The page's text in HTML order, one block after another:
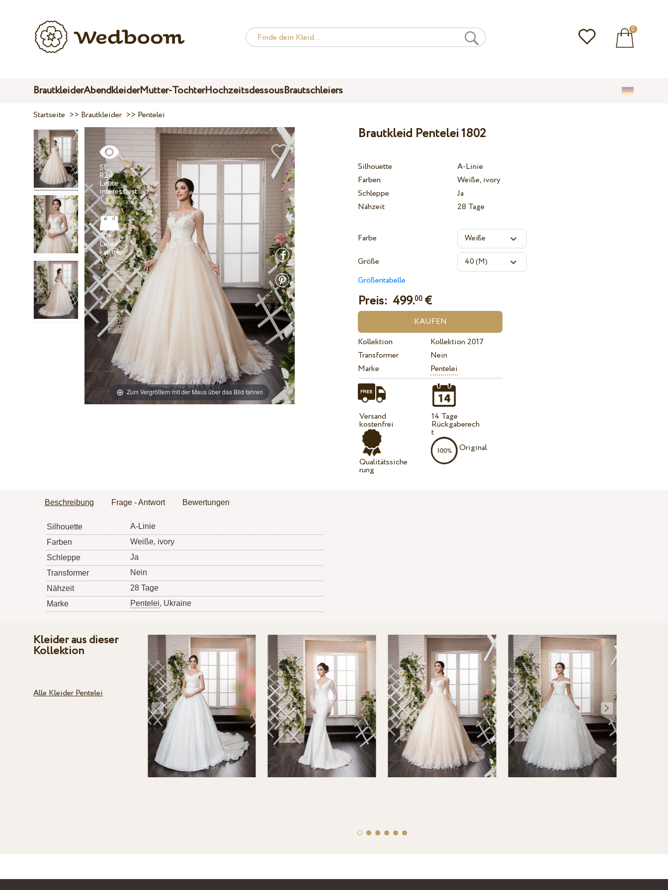
0
BrautkleiderAbendkleiderMutter-TochterHochzeitsdessousBrautschleiers
Startseite >> Brautkleider >> Pentelei
Zum Vergrößern mit der Maus über das Bild fahren
51
824
Leute
interessiert
30+
Leute
kauften
Brautkleid Pentelei 1802
Silhouette
A-Linie
Farben
Weiße, ivory
Schleppe
Ja
Nähzeit
28 Tage
Farbe
Größe
Größentabelle
Preis: 499.00 €
Kollektion
Kollektion 2017
Transformer
Nein
Marke
Pentelei
Versand
kostenfrei
Qualitätssiche
rung
14 Tage
Rückgaberech
t
Original
Beschreibung Frage - Antwort Bewertungen
Silhouette
A-Linie
Farben
Weiße, ivory
Schleppe
Ja
Transformer
Nein
Nähzeit
28 Tage
Marke
Pentelei, Ukraine
Kleider aus dieser
Kollektion
Alle Kleider Pentelei